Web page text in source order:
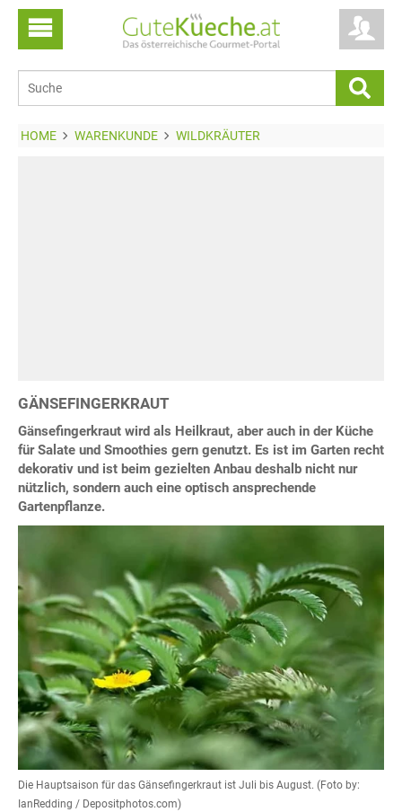
HOME WARENKUNDE WILDKRÄUTER
GÄNSEFINGERKRAUT
Gänsefingerkraut wird als Heilkraut, aber auch in der Küche
für Salate und Smoothies gern genutzt. Es ist im Garten recht
dekorativ und ist beim gezielten Anbau deshalb nicht nur
nützlich, sondern auch eine optisch ansprechende
Gartenpflanze.
Die Hauptsaison für das Gänsefingerkraut ist Juli bis August. (Foto by:
IanRedding / Depositphotos.com)